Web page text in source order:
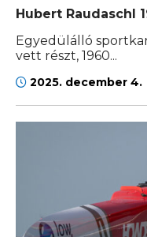
Hubert Raudaschl
Egyedülálló
vett részt, 1960...
2025. december 4.